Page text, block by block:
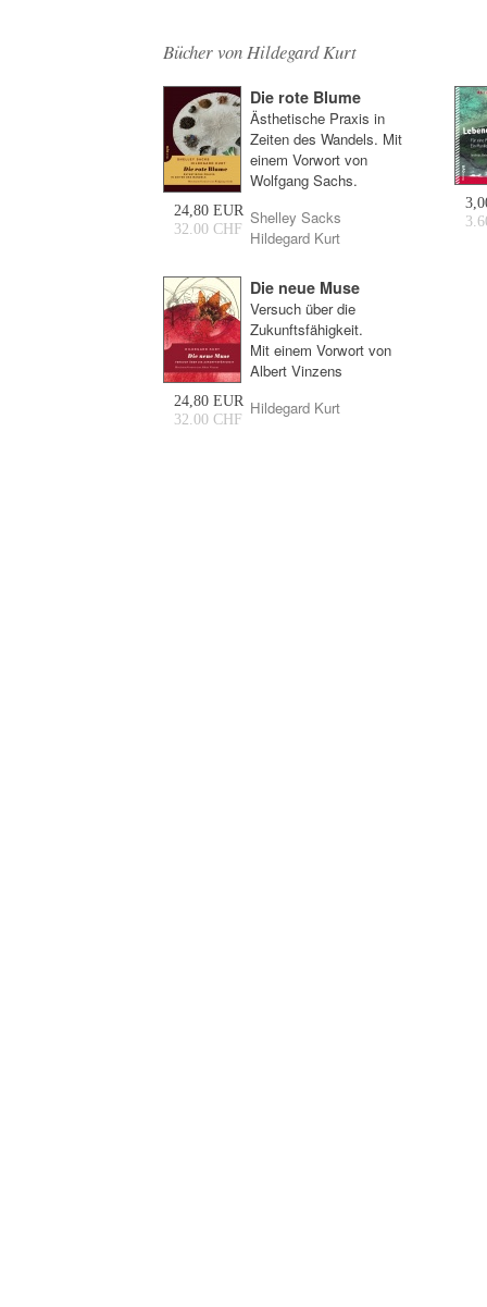
Bücher von Hildegard Kurt
24,80 EUR
32.00 CHF
Die rote Blume
Ästhetische Praxis in
Zeiten des Wandels. Mit
einem Vorwort von
Wolfgang Sachs.
Shelley Sacks
Hildegard Kurt
24,80 EUR
32.00 CHF
Die neue Muse
Versuch über die
Zukunftsfähigkeit.
Mit einem Vorwort von
Albert Vinzens
Hildegard Kurt